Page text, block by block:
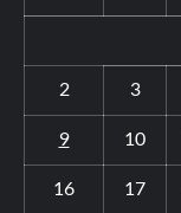
2 3
9 10
16 17